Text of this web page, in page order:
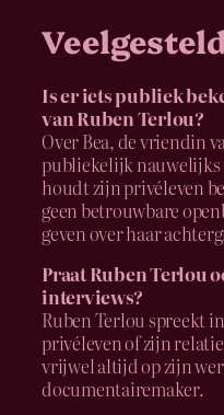
Is er iets publiek
van Ruben Terlou?
Over Bea, de vriendin
publiekelijk nauwelijks
houdt zijn privéleven
geen betrouwbare
geven over haar
Praat Ruben Terlou
interviews?
Ruben Terlou spreekt
privéleven of zijn
vrijwel altijd op zijn
documentairemaker.